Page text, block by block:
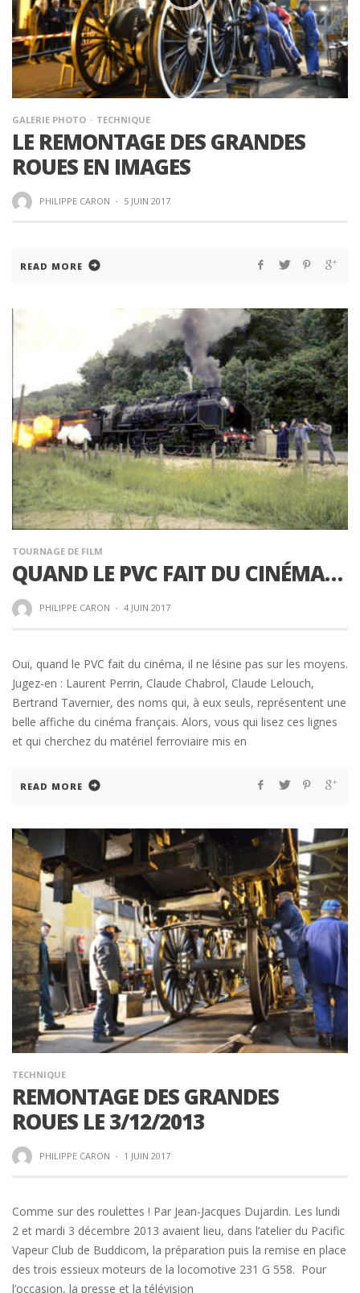
GALERIE PHOTO TECHNIQUE
LE REMONTAGE DES GRANDES
ROUES EN IMAGES
PHILIPPE CARON · 5 JUIN 2017
READ MORE
TOURNAGE DE FILM
QUAND LE PVC FAIT DU CINÉMA…
PHILIPPE CARON · 4 JUIN 2017
Oui, quand le PVC fait du cinéma, il ne lésine pas sur les moyens.
Jugez-en : Laurent Perrin, Claude Chabrol, Claude Lelouch,
Bertrand Tavernier, des noms qui, à eux seuls, représentent une
belle affiche du cinéma français. Alors, vous qui lisez ces lignes
et qui cherchez du matériel ferroviaire mis en
READ MORE
TECHNIQUE
REMONTAGE DES GRANDES
ROUES LE 3/12/2013
PHILIPPE CARON · 1 JUIN 2017
Comme sur des roulettes ! Par Jean-Jacques Dujardin. Les lundi
2 et mardi 3 décembre 2013 avaient lieu, dans l’atelier du Pacific
Vapeur Club de Buddicom, la préparation puis la remise en place
des trois essieux moteurs de la locomotive 231 G 558. Pour
l’occasion, la presse et la télévision